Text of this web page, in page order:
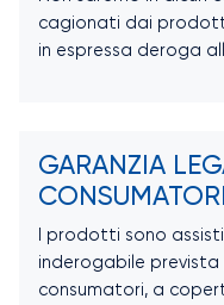
cagionati dai
in espressa deroga
GARANZIA
CONSUMATORI
I prodotti sono
inderogabile
consumatori, a